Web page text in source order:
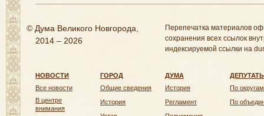
© Дума Великого Новгорода,
2014 – 2026
Перепечатка материалов
сохранения всех ссылок
индексируемой ссылки на
НОВОСТИ
Все новости
В центре
внимания
ГОРОД
Общие сведения
История
ДУМА
История
Регламент
По округам
По